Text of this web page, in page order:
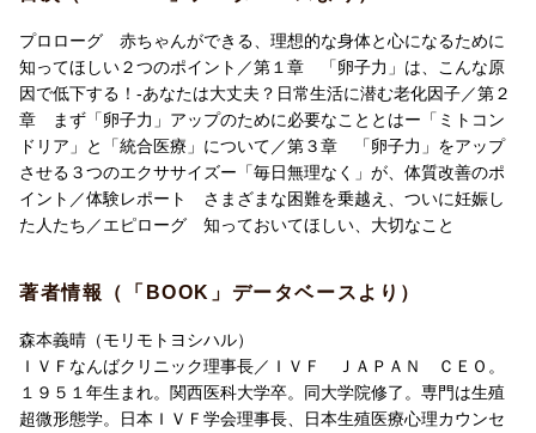
プロローグ 赤ちゃんができる、理想的な身体と心になるために
知ってほしい２つのポイント／第１章 「卵子力」は、こんな原
因で低下する！-あなたは大丈夫？日常生活に潜む老化因子／第２
章 まず「卵子力」アップのために必要なこととはー「ミトコン
ドリア」と「統合医療」について／第３章 「卵子力」をアップ
させる３つのエクササイズー「毎日無理なく」が、体質改善のポ
イント／体験レポート さまざまな困難を乗越え、ついに妊娠し
た人たち／エピローグ 知っておいてほしい、大切なこと
著者情報（「BOOK」データベースより）
森本義晴（モリモトヨシハル）
ＩＶＦなんばクリニック理事長／ＩＶＦ ＪＡＰＡＮ ＣＥＯ。
１９５１年生まれ。関西医科大学卒。同大学院修了。専門は生殖
超微形態学。日本ＩＶＦ学会理事長、日本生殖医療心理カウンセ